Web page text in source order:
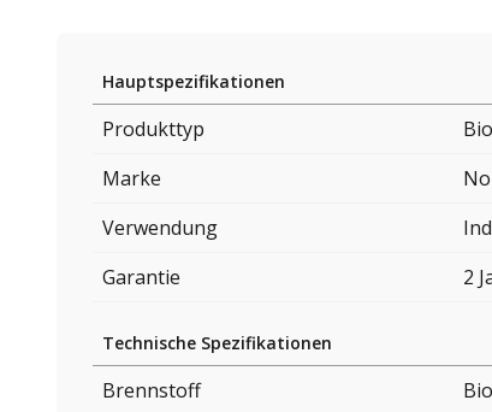
Hauptspezifikationen
Produkttyp
Marke
Verwendung
Garantie
2
Technische Spezifikationen
Brennstoff